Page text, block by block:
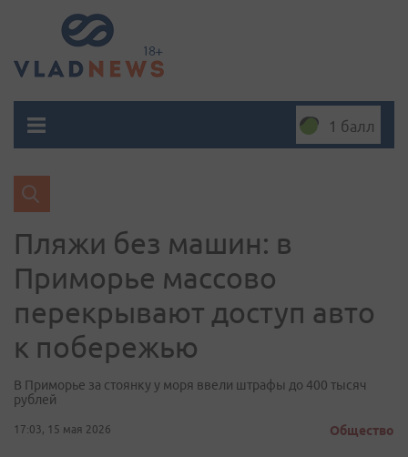
1 балл
Пляжи без машин: в
Приморье массово
перекрывают доступ авто
к побережью
В Приморье за стоянку у моря ввели штрафы до 400 тысяч
рублей
17:03, 15 мая 2026 Общество